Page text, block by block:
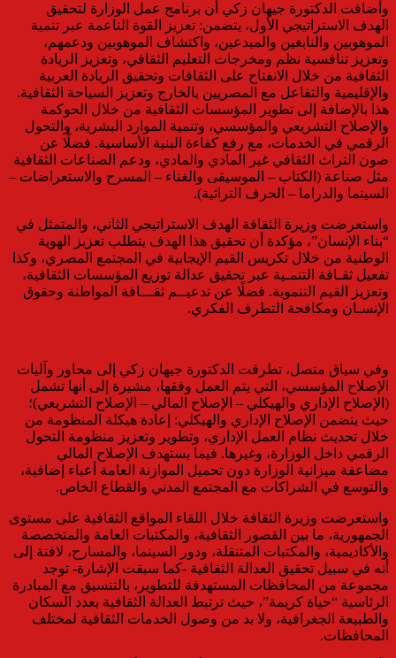
وأضافت الدكتورة جيهان زكي أن برنامج عمل الوزارة لتحقيق
الهدف الاستراتيجي الأول، يتضمن: تعزيز القوة الناعمة عبر تنمية
الموهوبين والنابغين والمبدعين، واكتشاف الموهوبين ودعمهم،
وتعزيز تنافسية نظم ومخرجات التعليم الثقافي، وتعزيز الريادة
الثقافية من خلال الانفتاح على الثقافات وتحقيق الريادة العربية
والإقليمية والتفاعل مع المصريين بالخارج وتعزيز السياحة الثقافية.
هذا بالإضافة إلى تطوير المؤسسات الثقافية من خلال الحوكمة
والإصلاح التشريعي والمؤسسي، وتنمية الموارد البشرية، والتحول
الرقمي في الخدمات، مع رفع كفاءة البنية الأساسية. فضلًا عن
صون التراث الثقافي غير المادي والمادي، ودعم الصناعات الثقافية
مثل صناعة (الكتاب – الموسيقى والغناء – المسرح والاستعراضات –
السينما والدراما – الحرف التراثية).
واستعرضت وزيرة الثقافة الهدف الاستراتيجي الثاني، والمتمثل في
“بناء الإنسان”، مؤكدة أن تحقيق هذا الهدف يتطلب تعزيز الهوية
الوطنية من خلال تكريس القيم الإيجابية في المجتمع المصري، وكذا
تفعيل ثقـافة التنمـية عبر تحقيق عدالة توزيع المؤسسات الثقافية،
وتعزيز القيم التنموية. فضلًا عن تدعيــم ثقـــافة المواطنة وحقوق
الإنسـان ومكافحة التطرف الفكري.
وفي سياق متصل، تطرقت الدكتورة جيهان زكي إلى محاور وآليات
الإصلاح المؤسسي، التي يتم العمل وفقها، مشيرة إلى أنها تشمل
(الإصلاح الإداري والهيكلي – الإصلاح المالي – الإصلاح التشريعي)؛
حيث يتضمن الإصلاح الإداري والهيكلي: إعادة هيكلة المنظومة من
خلال تحديث نظام العمل الإداري، وتطوير وتعزيز منظومة التحول
الرقمي داخل الوزارة، وغيرها. فيما يستهدف الإصلاح المالي
مضاعفة ميزانية الوزارة دون تحميل الموازنة العامة أعباء إضافية،
والتوسع في الشراكات مع المجتمع المدني والقطاع الخاص.
واستعرضت وزيرة الثقافة خلال اللقاء المواقع الثقافية على مستوى
الجمهورية، ما بين القصور الثقافية، والمكتبات العامة والمتخصصة
والأكاديمية، والمكتبات المتنقلة، ودور السينما، والمسارح، لافتة إلى
أنه في سبيل تحقيق العدالة الثقافية -كما سبقت الإشارة- توجد
مجموعة من المحافظات المستهدفة للتطوير، بالتنسيق مع المبادرة
الرئاسية “حياة كريمة”، حيث ترتبط العدالة الثقافية بعدد السكان
والطبيعة الجغرافية، ولا بد من وصول الخدمات الثقافية لمختلف
المحافظات.